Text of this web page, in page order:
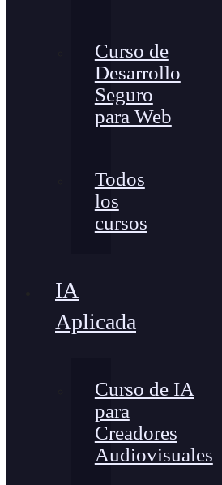
Curso de
Desarrollo
Seguro
para Web
Todos
los
cursos
IA
Aplicada
Curso de IA
para
Creadores
Audiovisuales